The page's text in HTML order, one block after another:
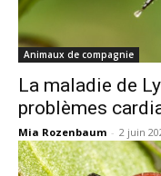
Animaux de compagnie
La maladie de
problèmes
Mia Rozenbaum - 2 juin